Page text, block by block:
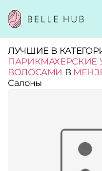
Город:
Категории:
ЛУЧШИЕ В
ПАРИКМАХЕРСКИЕ
ВОЛОСАМИ В
Салоны